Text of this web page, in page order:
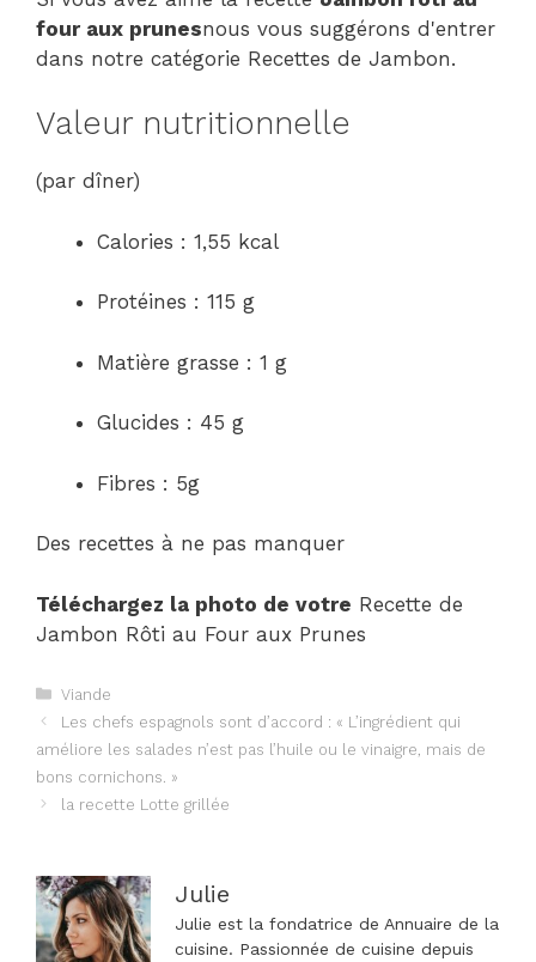
four aux prunesnous vous suggérons d'entrer
dans notre catégorie Recettes de Jambon.
Valeur nutritionnelle
(par dîner)
Calories : 1,55 kcal
Protéines : 115 g
Matière grasse : 1 g
Glucides : 45 g
Fibres : 5g
Des recettes à ne pas manquer
Téléchargez la photo de votre Recette de
Jambon Rôti au Four aux Prunes
Catégories
Viande
Navigation
Les chefs espagnols sont d’accord : « L’ingrédient qui
améliore les salades n’est pas l’huile ou le vinaigre, mais de
bons cornichons. »
la recette Lotte grillée
Julie
Julie est la fondatrice de Annuaire de la
cuisine. Passionnée de cuisine depuis